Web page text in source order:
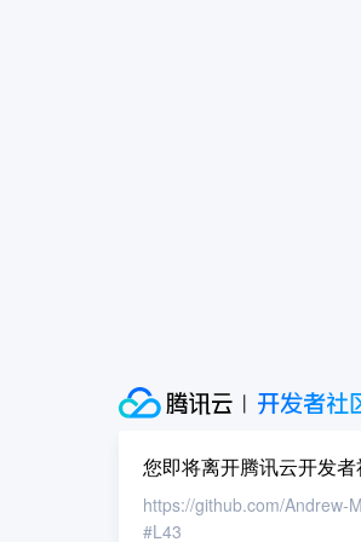
您即将离开腾讯云开发
https://github.com/Andrew-
#L43